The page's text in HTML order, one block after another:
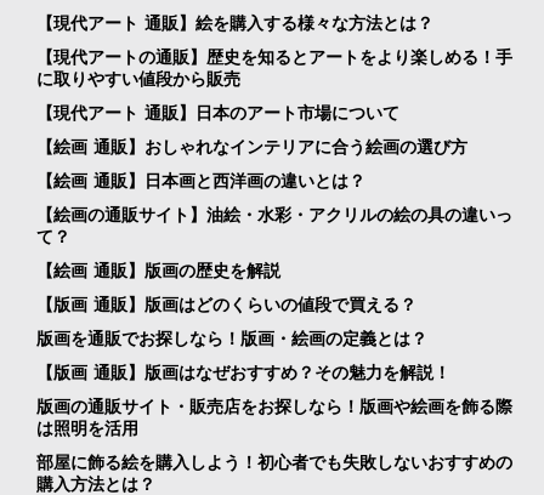
【現代アート 通販】絵を購入する様々な方法とは？
【現代アートの通販】歴史を知るとアートをより楽しめる！手
に取りやすい値段から販売
【現代アート 通販】日本のアート市場について
【絵画 通販】おしゃれなインテリアに合う絵画の選び方
【絵画 通販】日本画と西洋画の違いとは？
【絵画の通販サイト】油絵・水彩・アクリルの絵の具の違いっ
て？
【絵画 通販】版画の歴史を解説
【版画 通販】版画はどのくらいの値段で買える？
版画を通販でお探しなら！版画・絵画の定義とは？
【版画 通販】版画はなぜおすすめ？その魅力を解説！
版画の通販サイト・販売店をお探しなら！版画や絵画を飾る際
は照明を活用
部屋に飾る絵を購入しよう！初心者でも失敗しないおすすめの
購入方法とは？